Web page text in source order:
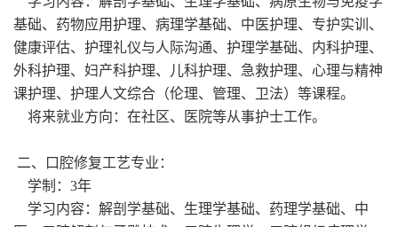
基础、药物应用护理、病理学基础、中医护理、专护实训、
健康评估、护理礼仪与人际沟通、护理学基础、内科护理、
外科护理、妇产科护理、儿科护理、急救护理、心理与精神
课护理、护理人文综合（伦理、管理、卫法）等课程。
将来就业方向：在社区、医院等从事护士工作。
二、口腔修复工艺专业：
学制：3年
学习内容：解剖学基础、生理学基础、药理学基础、中